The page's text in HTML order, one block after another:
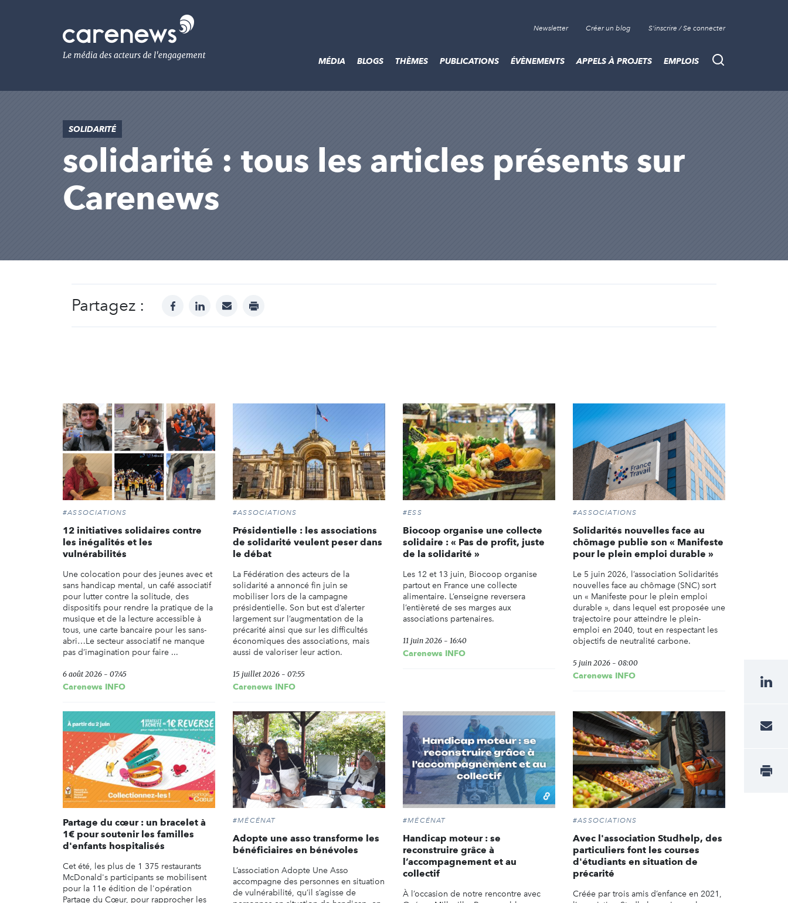
Le
média
de
Newsletter Créer un blog S'inscrire / Se connecter
Recherche
MÉDIA BLOGS THÈMES PUBLICATIONS ÉVÈNEMENTS APPELS À PROJETS EMPLOIS
SOLIDARITÉ
solidarité : tous les articles présents sur
Carenews
Partagez : facebooklinkedinmail print
#ASSOCIATIONS
12 initiatives solidaires contre
les inégalités et les
vulnérabilités
Une colocation pour des jeunes avec et
sans handicap mental, un café associatif
pour lutter contre la solitude, des
dispositifs pour rendre la pratique de la
musique et de la lecture accessible à
tous, une carte bancaire pour les sans-
abri…Le secteur associatif ne manque
pas d’imagination pour faire ...
6 août 2026 - 07:45
Carenews INFO
#ASSOCIATIONS
Présidentielle : les associations
de solidarité veulent peser dans
le débat
La Fédération des acteurs de la
solidarité a annoncé fin juin se
mobiliser lors de la campagne
présidentielle. Son but est d’alerter
largement sur l’augmentation de la
précarité ainsi que sur les difficultés
économiques des associations, mais
aussi de valoriser leur action.
15 juillet 2026 - 07:55
Carenews INFO
#ESS
Biocoop organise une collecte
solidaire : « Pas de profit, juste
de la solidarité »
Les 12 et 13 juin, Biocoop organise
partout en France une collecte
alimentaire. L’enseigne reversera
l’entièreté de ses marges aux
associations partenaires.
11 juin 2026 - 16:40
Carenews INFO
#ASSOCIATIONS
Solidarités nouvelles face au
chômage publie son « Manifeste
pour le plein emploi durable »
Le 5 juin 2026, l’association Solidarités
nouvelles face au chômage (SNC) sort
un « Manifeste pour le plein emploi
durable », dans lequel est proposée une
trajectoire pour atteindre le plein-
emploi en 2040, tout en respectant les
objectifs de neutralité carbone.
5 juin 2026 - 08:00
Carenews INFO
Partage du cœur : un bracelet à
1€ pour soutenir les familles
d'enfants hospitalisés
Cet été, les plus de 1 375 restaurants
McDonald's participants se mobilisent
pour la 11e édition de l'opération
Partage du Cœur, pour rapprocher les
#MÉCÉNAT
Adopte une asso transforme les
bénéficiaires en bénévoles
L’association Adopte Une Asso
accompagne des personnes en situation
de vulnérabilité, qu’il s’agisse de
#MÉCÉNAT
Handicap moteur : se
reconstruire grâce à
l’accompagnement et au
collectif
À l’occasion de notre rencontre avec
#ASSOCIATIONS
Avec l'association Studhelp, des
particuliers font les courses
d'étudiants en situation de
précarité
Créée par trois amis d’enfance en 2021,